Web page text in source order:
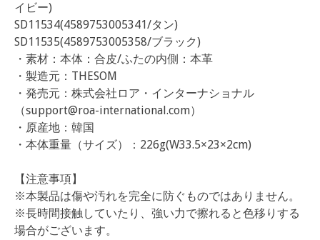
イビー)
SD11534(4589753005341/タン)
SD11535(4589753005358/ブラック)
・素材：本体：合皮/ふたの内側：本革
・製造元：THESOM
・発売元：株式会社ロア・インターナショナル
（support@roa-international.com）
・原産地：韓国
・本体重量（サイズ）：226g(W33.5×23×2cm)
【注意事項】
※本製品は傷や汚れを完全に防ぐものではありません。
※長時間接触していたり、強い力で擦れると色移りする
場合がございます。